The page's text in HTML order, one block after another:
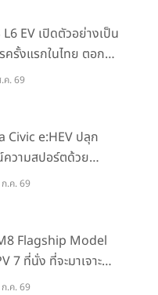
L6 EV เปิดตัวอย่างเป็น
ครั้งแรกในไทย ตอกย้ำ
“Drive Your
ค. 69
Civic e:HEV ปลุก
วามสปอร์ตด้วย
S+ Shift ครั้งแรกใน
Monitor เพียงจอง
ก.ค. 2569 รับบัตร
ค่า 10,000 บาท
.ค. 69
Flagship Model
7 ที่นั่ง ที่จะมาเจาะ
อบครัวและองค์กรยุค
.ค. 69